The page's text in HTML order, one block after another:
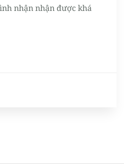
nhận nhận được khá